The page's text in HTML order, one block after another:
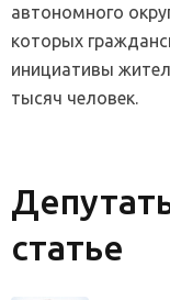
автономного
которых
инициативы
тысяч человек.
статье